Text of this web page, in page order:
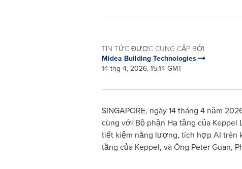
TIN TỨC ĐƯỢC CUNG CẤP BỞI
Midea Building Technologies
14 thg 4, 2026, 15:14 GMT
SINGAPORE, ngày 14 tháng 4 năm
cùng với Bộ phận Hạ tầng của
tiết kiệm năng lượng, tích hợp AI trên
tầng của Keppel, và Ông Peter Guan,